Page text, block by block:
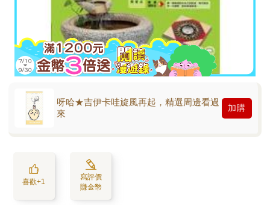
呀哈★吉伊卡哇旋風再起，精選周邊看過
來
加購
喜歡+1
寫評價
賺金幣